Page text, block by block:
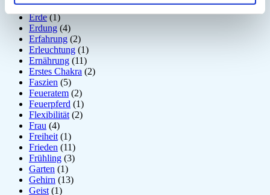
Epiphyse(2)
Erde(1)
Erdung (4)
Erfahrung (2)
Erleuchtung (1)
Ernährung (11)
Erstes Chakra (2)
Faszien (5)
Feueratem (2)
Feuerpferd (1)
Flexibilität (2)
Frau (4)
Freiheit (1)
Frieden (11)
Frühling (3)
Garten (1)
Gehirn (13)
Geist (1)